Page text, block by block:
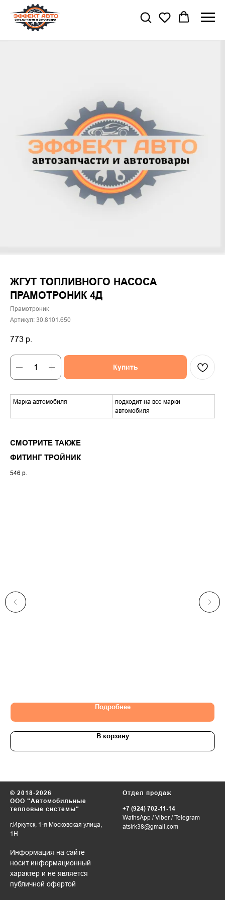
ЖГУТ ТОПЛИВНОГО НАСОСА
ПРАМОТРОНИК 4Д
Прамотроник
Артикул: 30.8101.650
773 р.
Купить
Марка автомобиля
подходит на все марки
автомобиля
СМОТРИТЕ ТАКЖЕ
ФИТИНГ ТРОЙНИК
546 р.
Подробнее
В корзину
© 2018-2026
ООО "Автомобильные
тепловые системы"
г.Иркутск, 1-я Московская улица,
1Н
Информация на сайте
носит информационный
характер и не является
публичной офертой
Отдел продаж
+7 (924) 702-11-14
WathsApp /Viber /Telegram
atsirk38@gmail.com